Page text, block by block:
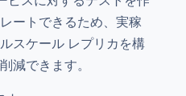
ートできるため、実稼
スケール レプリカを構
減できます。